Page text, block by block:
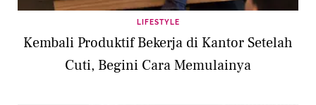
LIFESTYLE
Kembali Produktif Bekerja di Kantor Setelah
Cuti, Begini Cara Memulainya